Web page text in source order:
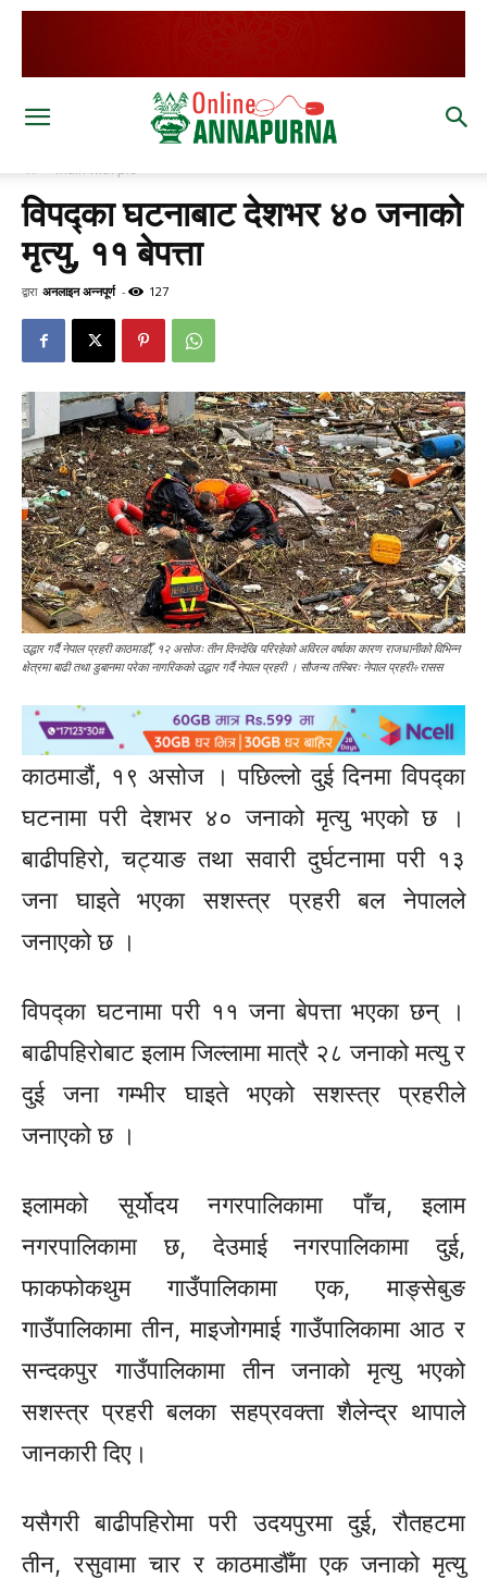
घर main with pic
विपद्का घटनाबाट देशभर ४० जनाको
मृत्यु, ११ बेपत्ता
द्वारा अनलाइन अन्नपूर्ण - 127
उद्धार गर्दै नेपाल प्रहरी काठमाडौँ, १२ असोजः तीन दिनदेखि परिरहेको अविरल वर्षाका कारण राजधानीको विभिन्न
क्षेत्रमा बाढी तथा डुबानमा परेका नागरिकको उद्धार गर्दै नेपाल प्रहरी । सौजन्य तस्बिरः नेपाल प्रहरी÷रासस
काठमाडौं, १९ असोज । पछिल्लो दुई दिनमा विपद्का
घटनामा परी देशभर ४० जनाको मृत्यु भएको छ ।
बाढीपहिरो, चट्याङ तथा सवारी दुर्घटनामा परी १३
जना घाइते भएका सशस्त्र प्रहरी बल नेपालले
जनाएको छ ।
विपद्का घटनामा परी ११ जना बेपत्ता भएका छन् ।
बाढीपहिरोबाट इलाम जिल्लामा मात्रै २८ जनाको मत्यु र
दुई जना गम्भीर घाइते भएको सशस्त्र प्रहरीले
जनाएको छ ।
इलामको सूर्योदय नगरपालिकामा पाँच, इलाम
नगरपालिकामा छ, देउमाई नगरपालिकामा दुई,
फाकफोकथुम गाउँपालिकामा एक, माङ्सेबुङ
गाउँपालिकामा तीन, माइजोगमाई गाउँपालिकामा आठ र
सन्दकपुर गाउँपालिकामा तीन जनाको मृत्यु भएको
सशस्त्र प्रहरी बलका सहप्रवक्ता शैलेन्द्र थापाले
जानकारी दिए।
यसैगरी बाढीपहिरोमा परी उदयपुरमा दुई, रौतहटमा
तीन, रसुवामा चार र काठमाडौँमा एक जनाको मृत्यु